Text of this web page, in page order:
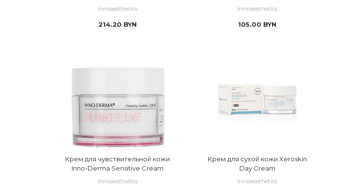
шелушение
Innoaesthetics
214.20 BYN
Innoaesthetics
105.00 BYN
Крем для чувствительной кожи
Inno-Derma Sensitive Cream
Innoaesthetics
Крем для сухой кожи Xeroskin
Day Cream
Innoaesthetics